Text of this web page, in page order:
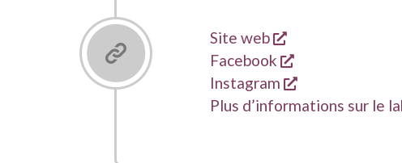
Liens
Site web
s'ouvre dans
Facebook
s'ouvre dans
Instagram
s'ouvre dans
Plus d’informations sur le